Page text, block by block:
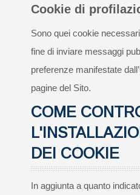
Cookie di
Sono quei cookie
fine di inviare messaggi
preferenze manifestate
pagine del Sito.
COME
DEI COOKIE
In aggiunta a quanto